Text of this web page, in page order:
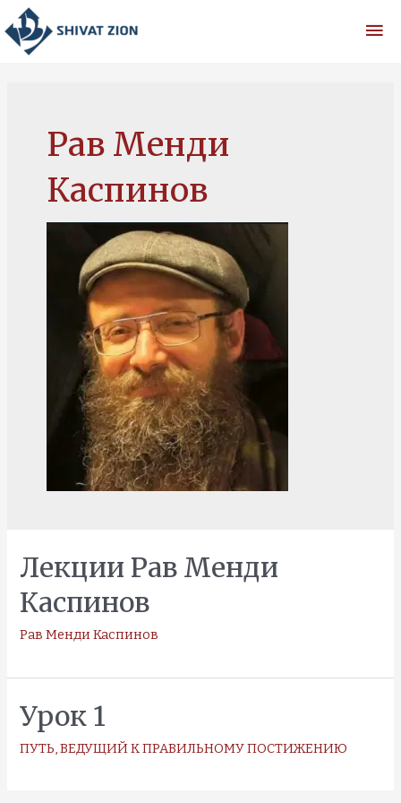
Перейти
к
содержимому
Рав Менди
Каспинов
Лекции Рав Менди
Каспинов
Рав Менди Каспинов
Урок 1
ПУТЬ, ВЕДУЩИЙ К ПРАВИЛЬНОМУ ПОСТИЖЕНИЮ